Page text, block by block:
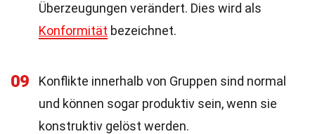
Überzeugungen verändert. Dies wird als
Konformität bezeichnet.
09
Konflikte innerhalb von Gruppen sind normal
und können sogar produktiv sein, wenn sie
konstruktiv gelöst werden.